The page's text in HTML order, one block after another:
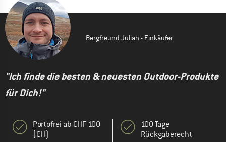
Bergfreund Julian - Einkäufer
"Ich finde die besten & neuesten Outdoor-Produkte
für Dich!"
Portofrei ab CHF 100
(CH)
100 Tage
Rückgaberecht